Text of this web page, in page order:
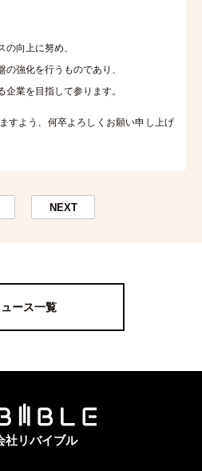
向上に努め、
強化を行うものであり、
業を目指して参ります。
すよう、何卒よろしくお願い申し上げ
NEXT
ース一覧
社リバイブル